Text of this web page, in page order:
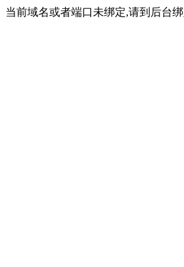
当前域名或者端口未绑定,请到后台